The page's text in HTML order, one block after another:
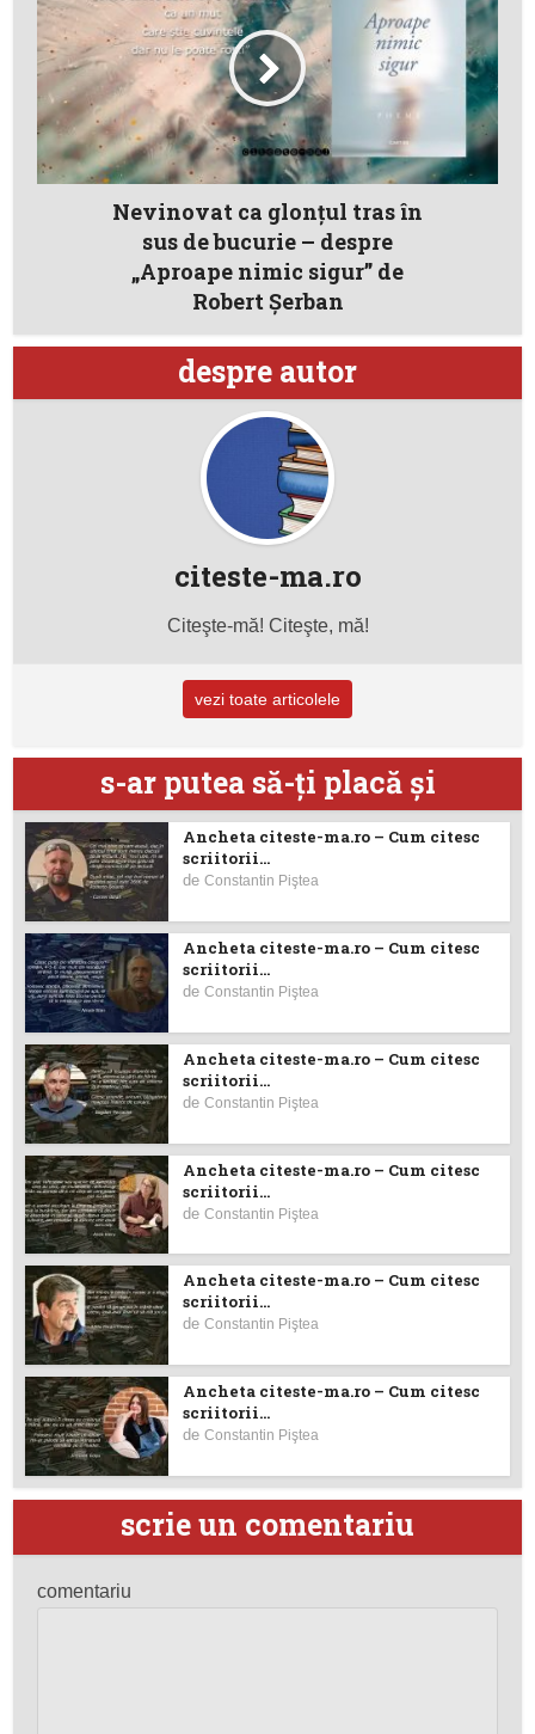
Nevinovat ca glonțul tras în
sus de bucurie – despre
„Aproape nimic sigur” de
Robert Şerban
despre autor
citeste-ma.ro
Citeşte-mă! Citeşte, mă!
vezi toate articolele
s-ar putea să-ţi placă şi
Ancheta citeste-ma.ro – Cum citesc
scriitorii...
deConstantin Piştea
Ancheta citeste-ma.ro – Cum citesc
scriitorii...
deConstantin Piştea
Ancheta citeste-ma.ro – Cum citesc
scriitorii...
deConstantin Piştea
Ancheta citeste-ma.ro – Cum citesc
scriitorii...
deConstantin Piştea
Ancheta citeste-ma.ro – Cum citesc
scriitorii...
deConstantin Piştea
Ancheta citeste-ma.ro – Cum citesc
scriitorii...
deConstantin Piştea
scrie un comentariu
comentariu